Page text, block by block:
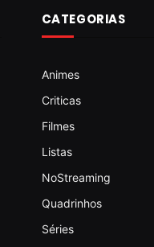
CATEGORIAS
Animes
Criticas
Filmes
Listas
NoStreaming
Quadrinhos
Séries